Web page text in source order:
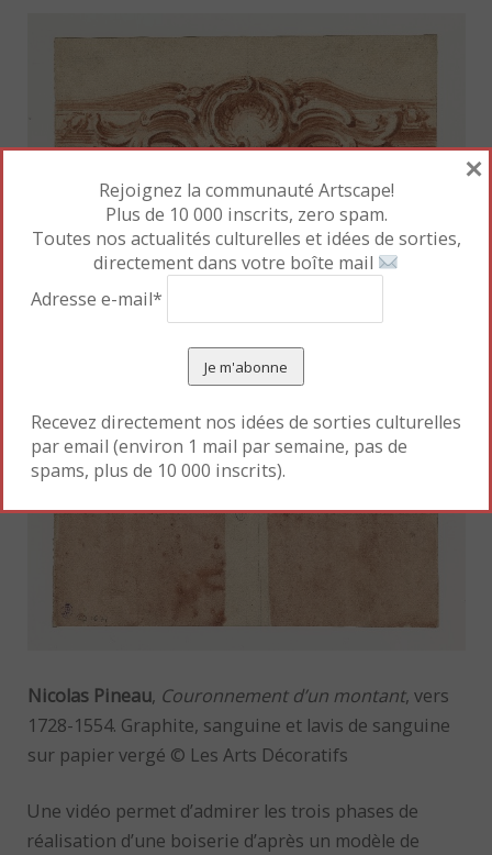
Nicolas Pineau, Couronnement d’un montant, vers
1728-1554. Graphite, sanguine et lavis de sanguine
sur papier vergé © Les Arts Décoratifs
Une vidéo permet d’admirer les trois phases de
réalisation d’une boiserie d’après un modèle de
Rejoignez la communauté Artscape!
Plus de 10 000 inscrits, zero spam.
Toutes nos actualités culturelles et idées de sorties,
directement dans votre boîte mail
Adresse e-mail*
Recevez directement nos idées de sorties culturelles
par email (environ 1 mail par semaine, pas de
spams, plus de 10 000 inscrits).
×